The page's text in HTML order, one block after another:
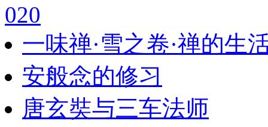
020
一味禅·雪之卷·禅的生
安般念的修习
唐玄奘与三车法师